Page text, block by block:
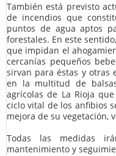
También está previsto
de incendios que
puntos de agua aptos
forestales. En este
que impidan el
cercanías pequeños
sirvan para éstas y otras
en la multitud de
agrícolas de La Rioja
ciclo vital de los anfibios
mejora de su vegetación,
Todas las medidas
mantenimiento y